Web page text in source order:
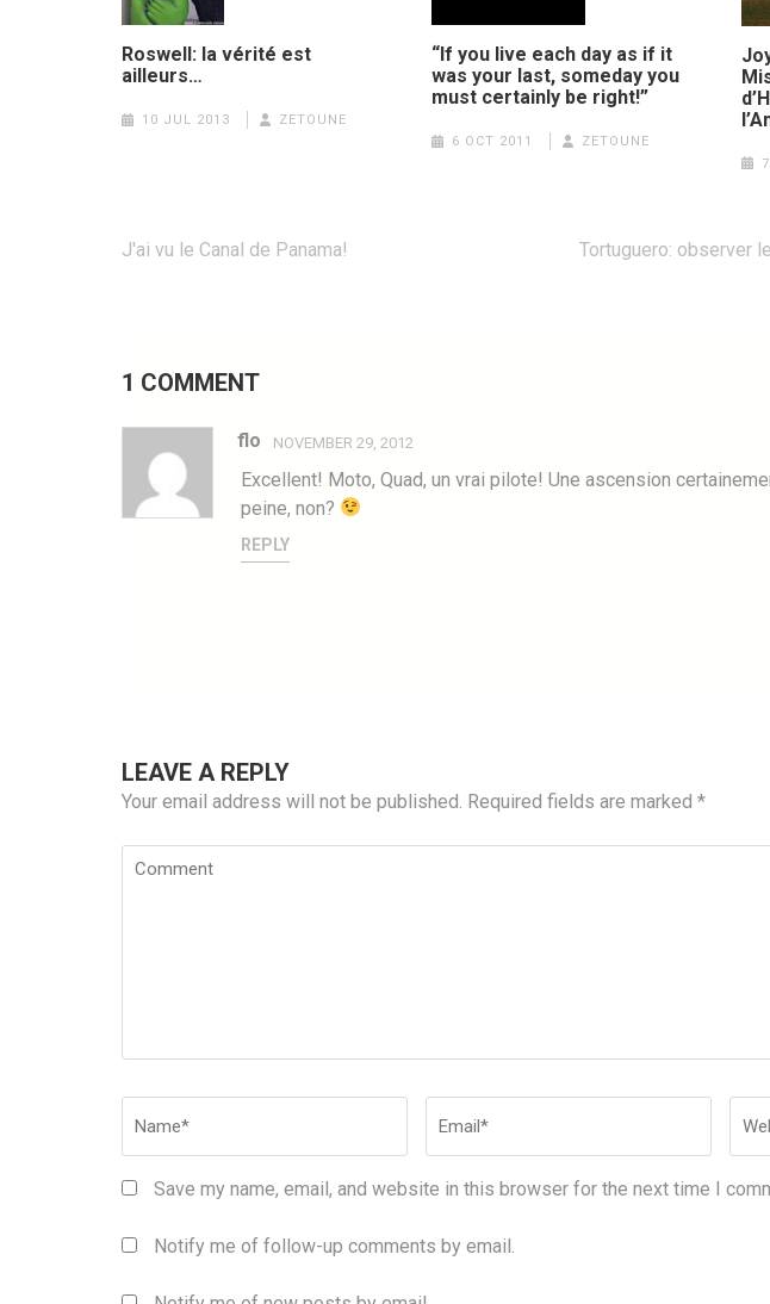
Roswell: la vérité est
ailleurs…
10 JUL 2013 ZETOUNE
“If you live each day as if it
was your last, someday you
must certainly be right!”
6 OCT 2011 ZETOUNE
Post
J'ai vu le Canal de Panama!
Tortuguero: observer
1 COMMENT
flo NOVEMBER 29, 2012
Excellent! Moto, Quad, un vrai pilote! Une ascension
peine, non?
REPLY
LEAVE A REPLY
Your email address will not be published. Required fields are marked *
Comment
Save my name, email, and website in this browser for the next time I
Notify me of follow-up comments by email.